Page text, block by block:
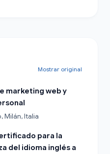
Mostrar original
marketing web y
Milán, Italia
para la
del idioma inglés a